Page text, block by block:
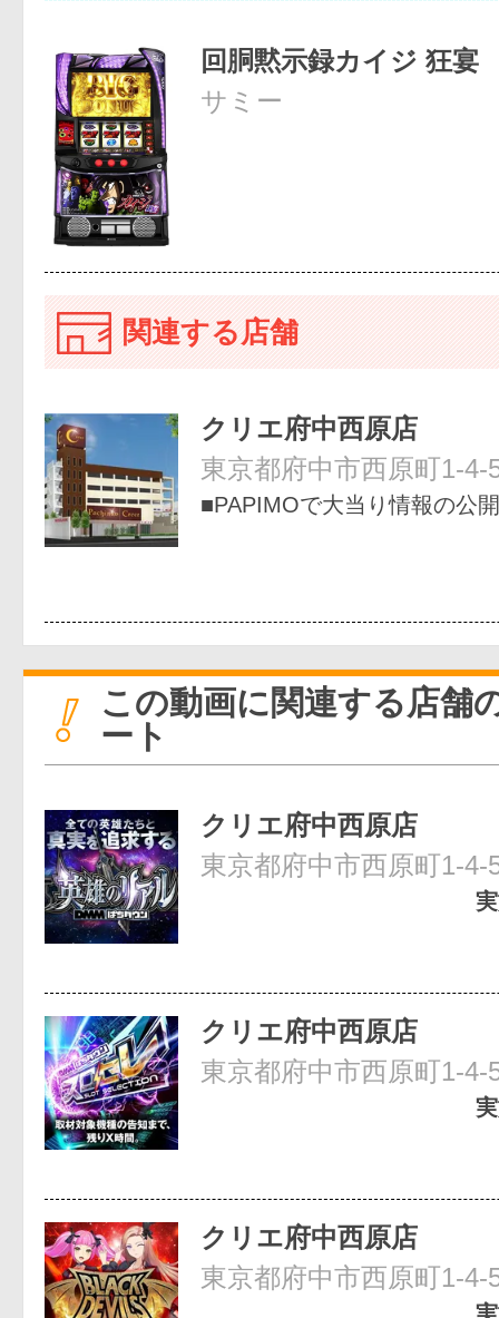
回胴黙示録カイジ 狂宴
サミー
関連する店舗
クリエ府中西原店
東京都府中市西原町1-4-
■PAPIMOで大当り情報の
この動画に関連する店舗
ート
クリエ府中西原店
東京都府中市西原町1-4-
クリエ府中西原店
東京都府中市西原町1-4-
クリエ府中西原店
東京都府中市西原町1-4-